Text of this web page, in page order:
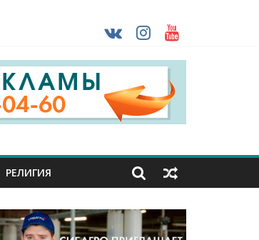
итоги первого полугодия
РЕЛИГИЯ